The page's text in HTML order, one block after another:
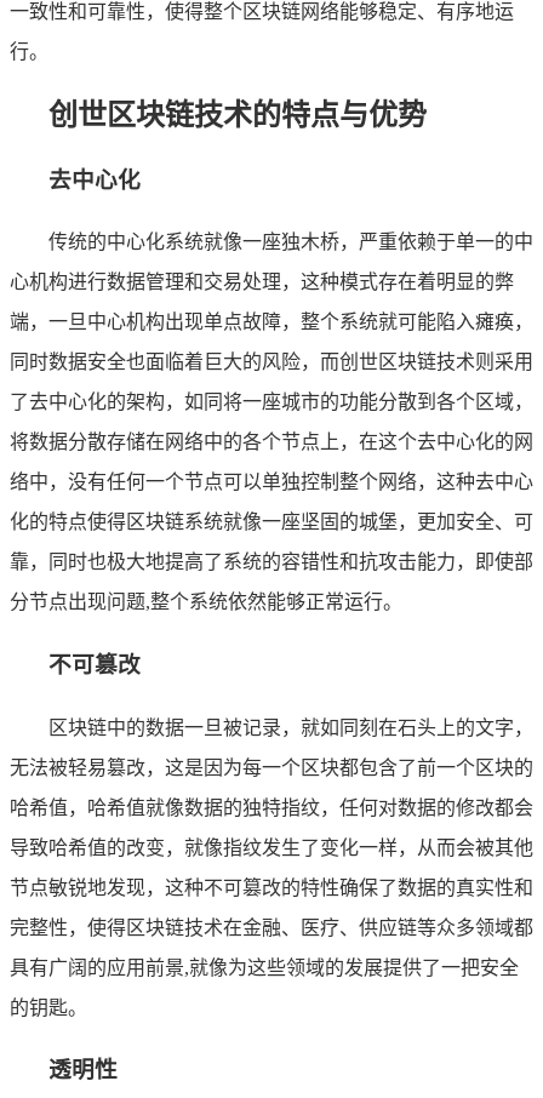
一致性和可靠性，使得整个区块链网络能够稳定、有序地运
行。
创世区块链技术的特点与优势
去中心化
传统的中心化系统就像一座独木桥，严重依赖于单一的中
心机构进行数据管理和交易处理，这种模式存在着明显的弊
端，一旦中心机构出现单点故障，整个系统就可能陷入瘫痪，
同时数据安全也面临着巨大的风险，而创世区块链技术则采用
了去中心化的架构，如同将一座城市的功能分散到各个区域，
将数据分散存储在网络中的各个节点上，在这个去中心化的网
络中，没有任何一个节点可以单独控制整个网络，这种去中心
化的特点使得区块链系统就像一座坚固的城堡，更加安全、可
靠，同时也极大地提高了系统的容错性和抗攻击能力，即使部
分节点出现问题,整个系统依然能够正常运行。
不可篡改
区块链中的数据一旦被记录，就如同刻在石头上的文字，
无法被轻易篡改，这是因为每一个区块都包含了前一个区块的
哈希值，哈希值就像数据的独特指纹，任何对数据的修改都会
导致哈希值的改变，就像指纹发生了变化一样，从而会被其他
节点敏锐地发现，这种不可篡改的特性确保了数据的真实性和
完整性，使得区块链技术在金融、医疗、供应链等众多领域都
具有广阔的应用前景,就像为这些领域的发展提供了一把安全
的钥匙。
透明性